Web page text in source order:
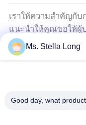
เราให้ความสําคัญกับ
แนะนําให้คุณขอให้ผู้
เป็นส่วนตัวนี้อย่างละ
ข้อมูลกับเรา.
Ms. Stella Long
Good day, what